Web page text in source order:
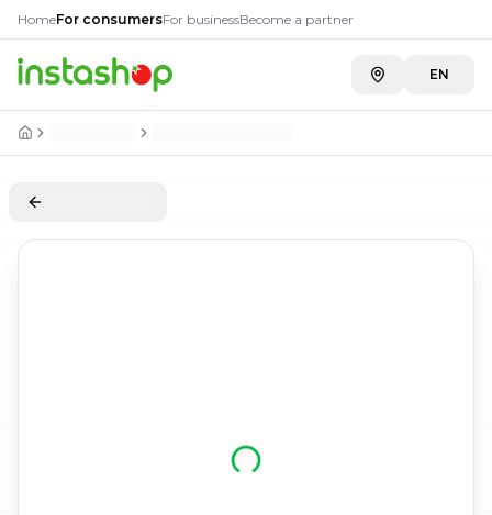
HomeFor consumersFor businessBecome a partner
EN